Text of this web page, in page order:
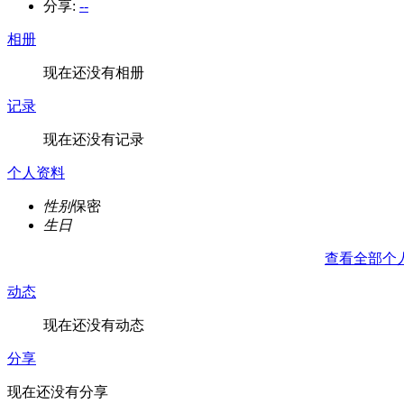
分享: --
相册
现在还没有相册
记录
现在还没有记录
个人资料
性别保密
生日
查看全部个
动态
现在还没有动态
分享
现在还没有分享